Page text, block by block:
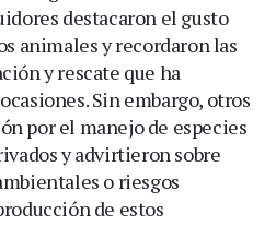
destacaron el gusto
animales y recordaron las
y rescate que ha
Sin embargo, otros
por el manejo de especies
y advirtieron sobre
o riesgos
de estos